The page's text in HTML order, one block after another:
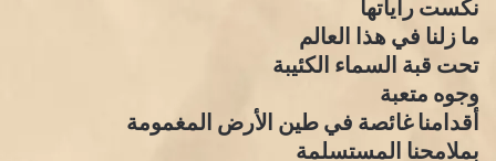
نكست راياتها
ما زلنا في هذا العالم
تحت قبة السماء الكئيبة
وجوه متعبة
أقدامنا غائصة في طين الأرض المغمومة
بملامحنا المستسلمة